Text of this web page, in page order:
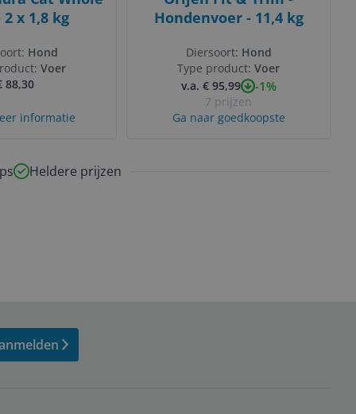
2 x 1,8 kg
Hond
Voer
88,30
informatie
Hondenvoer - 11,4 kg
Diersoort: Hond
Type product: Voer
v.a. € 95,99
-1%
7 prijzen
Ga naar goedkoopste
Heldere prijzen